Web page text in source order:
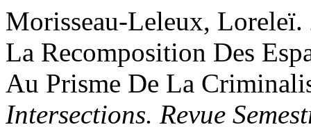
Morisseau-Leleux,
La Recomposition Des
Au Prisme De La
Intersections. Revue